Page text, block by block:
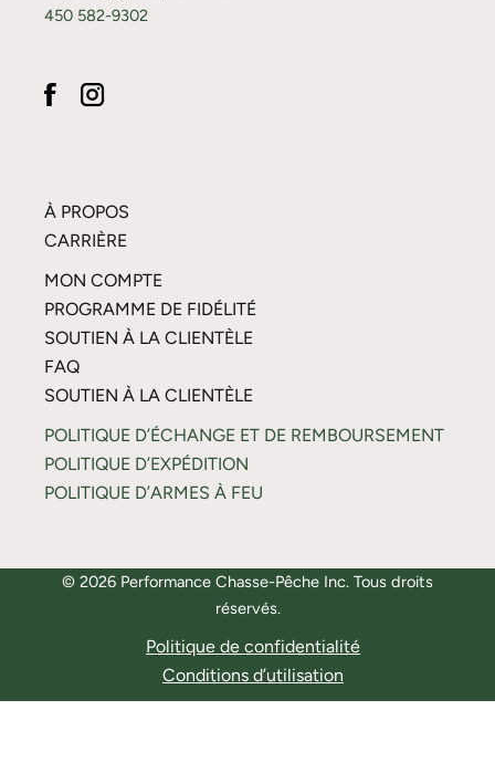
450 582-9302
À PROPOS
CARRIÈRE
MON COMPTE
PROGRAMME DE FIDÉLITÉ
SOUTIEN À LA CLIENTÈLE
FAQ
SOUTIEN À LA CLIENTÈLE
POLITIQUE D’ÉCHANGE ET DE REMBOURSEMENT
POLITIQUE D’EXPÉDITION
POLITIQUE D’ARMES À FEU
© 2026 Performance Chasse-Pêche Inc. Tous droits
réservés.
Politique de confidentialité
Conditions d’utilisation